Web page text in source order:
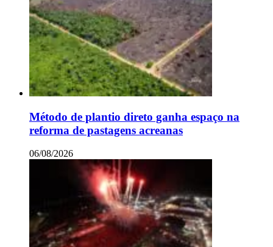
Método de plantio direto ganha espaço na
reforma de pastagens acreanas
06/08/2026